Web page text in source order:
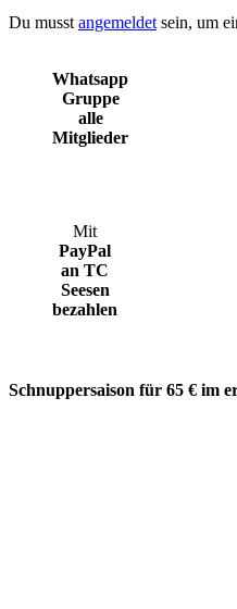
Du musst angemeldet sein, um
Whatsapp
Gruppe
alle
Mitglieder
Mit
PayPal
an TC
Seesen
bezahlen
Schnuppersaison für 65 € im